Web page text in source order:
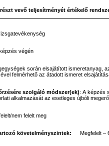
vevő teljesítményét értékelő
végén
során elsajátított ismeretanyag,
felmérhető az átadott ismeret
szolgáló módszer(ek): A képzés
alkalmazását az esetleges újbóli
nem felelt meg
követelményszintek: Megfelelt –